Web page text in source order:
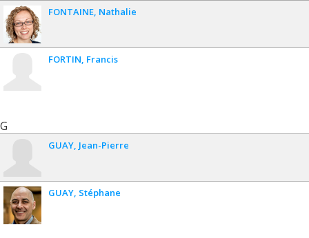
FONTAINE Nathalie
FORTIN Francis
G
GUAY Jean-Pierre
GUAY Stéphane